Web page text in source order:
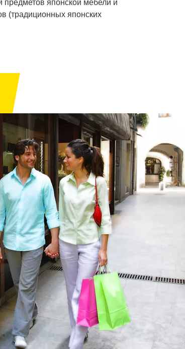
предметов японской мебели и
(традиционных японских